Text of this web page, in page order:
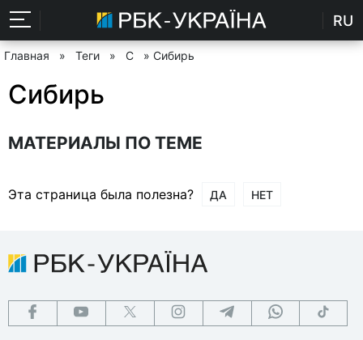
RU
Главная » Теги » С » Сибирь
Сибирь
МАТЕРИАЛЫ ПО ТЕМЕ
Эта страница была полезна? ДА НЕТ